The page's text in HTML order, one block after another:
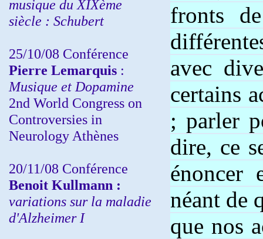
musique du XIXème
siècle : Schubert
25/10/08 Conférence
Pierre Lemarquis :
Musique et Dopamine
2nd World Congress on
Controversies in
Neurology Athènes
20/11/08 Conférence
Benoit Kullmann :
variations sur la maladie
d'Alzheimer I
fronts
avec
certains
; parler
dire, ce
énoncer
néant de
que nos